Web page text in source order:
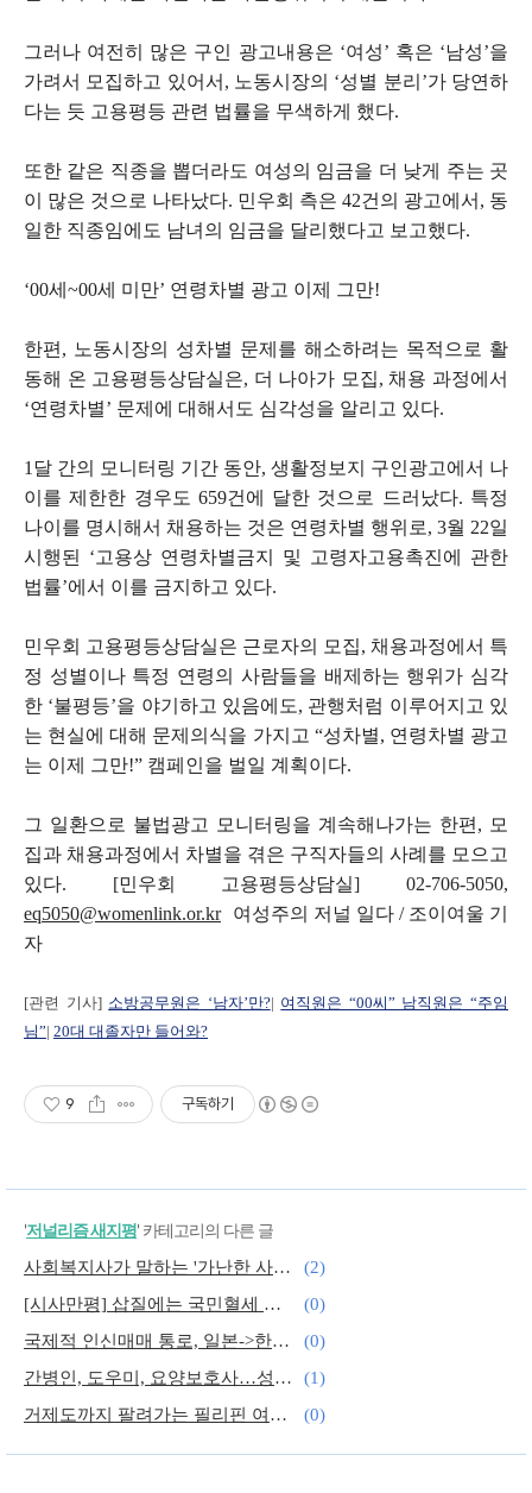
그러나 여전히 많은 구인 광고내용은 ‘여성’ 혹은 ‘남성’을
가려서 모집하고 있어서, 노동시장의 ‘성별 분리’가 당연하
다는 듯 고용평등 관련 법률을 무색하게 했다.
또한 같은 직종을 뽑더라도 여성의 임금을 더 낮게 주는 곳
이 많은 것으로 나타났다. 민우회 측은 42건의 광고에서, 동
일한 직종임에도 남녀의 임금을 달리했다고 보고했다.
‘00세~00세 미만’ 연령차별 광고 이제 그만!
한편, 노동시장의 성차별 문제를 해소하려는 목적으로 활
동해 온 고용평등상담실은, 더 나아가 모집, 채용 과정에서
‘연령차별’ 문제에 대해서도 심각성을 알리고 있다.
1달 간의 모니터링 기간 동안, 생활정보지 구인광고에서 나
이를 제한한 경우도 659건에 달한 것으로 드러났다. 특정
나이를 명시해서 채용하는 것은 연령차별 행위로, 3월 22일
시행된 ‘고용상 연령차별금지 및 고령자고용촉진에 관한
법률’에서 이를 금지하고 있다.
민우회 고용평등상담실은 근로자의 모집, 채용과정에서 특
정 성별이나 특정 연령의 사람들을 배제하는 행위가 심각
한 ‘불평등’을 야기하고 있음에도, 관행처럼 이루어지고 있
는 현실에 대해 문제의식을 가지고 “성차별, 연령차별 광고
는 이제 그만!” 캠페인을 벌일 계획이다.
그 일환으로 불법광고 모니터링을 계속해나가는 한편, 모
집과 채용과정에서 차별을 겪은 구직자들의 사례를 모으고
있다. [민우회 고용평등상담실]02-706-5050,
eq5050@womenlink.or.kr
여성주의 저널 일다 / 조이여울 기
자
[관련 기사] 소방공무원은 ‘남자’만?| 여직원은 “00씨” 남직원은 “주임
님”| 20대 대졸자만 들어와?
9 구독하기
'저널리즘 새지평' 카테고리의 다른 글
사회복지사가 말하는 '가난한 사람들의 사연'
(2)
[시사만평] 삽질에는 국민혈세 안 아깝다?
(0)
국제적 인신매매 통로, 일본->한국 이동중
(0)
간병인, 도우미, 요양보호사…성희롱에 무방비
(1)
거제도까지 팔려가는 필리핀 여성들
(0)
“쌀80kg 13만원? 생산비 보장하라” 국회 앞 농성
(0)